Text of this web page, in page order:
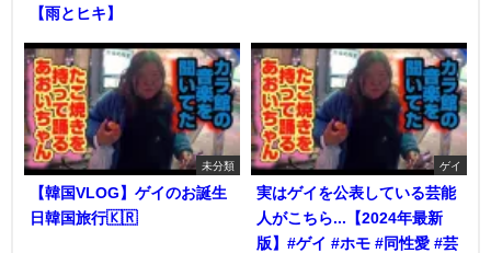
【雨とヒキ】
未分類
【韓国VLOG】ゲイのお誕生
日韓国旅行🇰🇷
ゲイ
実はゲイを公表している芸能
人がこちら...【2024年最新
版】#ゲイ #ホモ #同性愛 #芸